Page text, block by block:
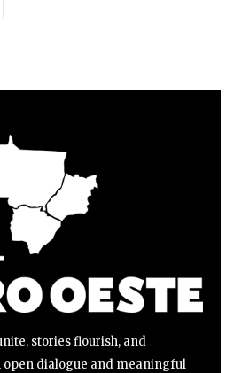
stories flourish, and
dialogue and meaningful